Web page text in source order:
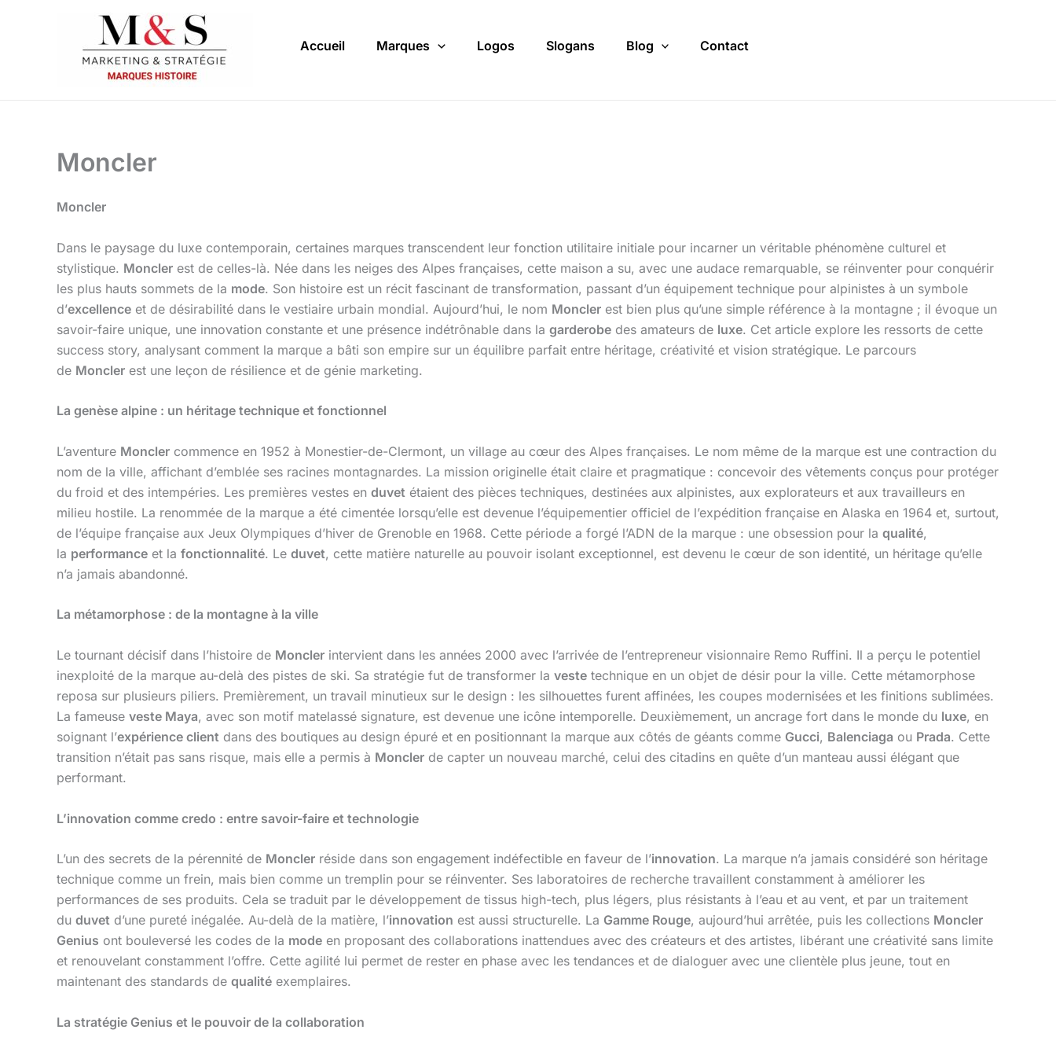
Accueil Marques Logos Slogans Blog Contact
Moncler
Moncler
Dans le paysage du luxe contemporain, certaines marques transcendent leur fonction utilitaire initiale pour incarner un véritable phénomène culturel et
stylistique. Moncler est de celles-là. Née dans les neiges des Alpes françaises, cette maison a su, avec une audace remarquable, se réinventer pour conquérir
les plus hauts sommets de la mode. Son histoire est un récit fascinant de transformation, passant d’un équipement technique pour alpinistes à un symbole
d’excellence et de désirabilité dans le vestiaire urbain mondial. Aujourd’hui, le nom Moncler est bien plus qu’une simple référence à la montagne ; il évoque un
savoir-faire unique, une innovation constante et une présence indétrônable dans la garderobe des amateurs de luxe. Cet article explore les ressorts de cette
success story, analysant comment la marque a bâti son empire sur un équilibre parfait entre héritage, créativité et vision stratégique. Le parcours
de Moncler est une leçon de résilience et de génie marketing.
La genèse alpine : un héritage technique et fonctionnel
L’aventure Moncler commence en 1952 à Monestier-de-Clermont, un village au cœur des Alpes françaises. Le nom même de la marque est une contraction du
nom de la ville, affichant d’emblée ses racines montagnardes. La mission originelle était claire et pragmatique : concevoir des vêtements conçus pour protéger
du froid et des intempéries. Les premières vestes en duvet étaient des pièces techniques, destinées aux alpinistes, aux explorateurs et aux travailleurs en
milieu hostile. La renommée de la marque a été cimentée lorsqu’elle est devenue l’équipementier officiel de l’expédition française en Alaska en 1964 et, surtout,
de l’équipe française aux Jeux Olympiques d’hiver de Grenoble en 1968. Cette période a forgé l’ADN de la marque : une obsession pour la qualité,
la performance et la fonctionnalité. Le duvet, cette matière naturelle au pouvoir isolant exceptionnel, est devenu le cœur de son identité, un héritage qu’elle
n’a jamais abandonné.
La métamorphose : de la montagne à la ville
Le tournant décisif dans l’histoire de Moncler intervient dans les années 2000 avec l’arrivée de l’entrepreneur visionnaire Remo Ruffini. Il a perçu le potentiel
inexploité de la marque au-delà des pistes de ski. Sa stratégie fut de transformer la veste technique en un objet de désir pour la ville. Cette métamorphose
reposa sur plusieurs piliers. Premièrement, un travail minutieux sur le design : les silhouettes furent affinées, les coupes modernisées et les finitions sublimées.
La fameuse veste Maya, avec son motif matelassé signature, est devenue une icône intemporelle. Deuxièmement, un ancrage fort dans le monde du luxe, en
soignant l’expérience client dans des boutiques au design épuré et en positionnant la marque aux côtés de géants comme Gucci, Balenciaga ou Prada. Cette
transition n’était pas sans risque, mais elle a permis à Moncler de capter un nouveau marché, celui des citadins en quête d’un manteau aussi élégant que
performant.
L’innovation comme credo : entre savoir-faire et technologie
L’un des secrets de la pérennité de Moncler réside dans son engagement indéfectible en faveur de l’innovation. La marque n’a jamais considéré son héritage
technique comme un frein, mais bien comme un tremplin pour se réinventer. Ses laboratoires de recherche travaillent constamment à améliorer les
performances de ses produits. Cela se traduit par le développement de tissus high-tech, plus légers, plus résistants à l’eau et au vent, et par un traitement
du duvet d’une pureté inégalée. Au-delà de la matière, l’innovation est aussi structurelle. La Gamme Rouge, aujourd’hui arrêtée, puis les collections Moncler
Genius ont bouleversé les codes de la mode en proposant des collaborations inattendues avec des créateurs et des artistes, libérant une créativité sans limite
et renouvelant constamment l’offre. Cette agilité lui permet de rester en phase avec les tendances et de dialoguer avec une clientèle plus jeune, tout en
maintenant des standards de qualité exemplaires.
La stratégie Genius et le pouvoir de la collaboration